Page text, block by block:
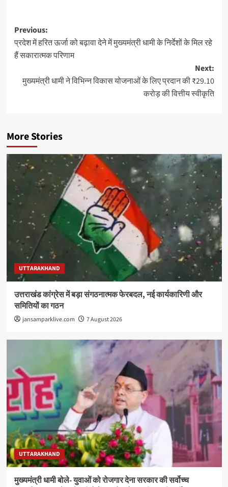
Post
navigation
Previous:
प्रदेश में हरित ऊर्जा को बढ़ावा देने में मुख्यमंत्री धामी के निर्देशों के मिल रहे
हैं सकारात्मक परिणाम
Next:
मुख्यमंत्री धामी ने विभिन्न विकास योजनाओं के लिए प्रदान की ₹29.10
करोड़ की वित्तीय स्वीकृति
More Stories
UTTARAKHAND
उत्तराखंड कांग्रेस में बड़ा संगठनात्मक फेरबदल, नई कार्यकारिणी और
समितियों का गठन
jansamparklive.com 7 August 2026
UTTARAKHAND
मुख्यमंत्री धामी बोले- युवाओं को रोजगार देना सरकार की सर्वोच्च